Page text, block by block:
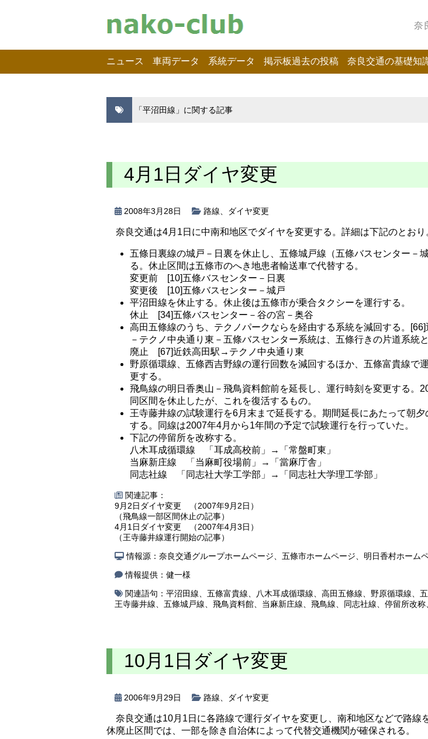
奈
ニュース 車両データ 系統データ 掲示板過去の投稿 奈良交通の基礎知
「平沼田線」に関する記事
4月1日ダイヤ変更
2008年3月28日 路線 ダイヤ変更
奈良交通は4月1日に中南和地区でダイヤを変更する。詳細は下記のとおり
五條日裏線の城戸－日裏を休止し、五條城戸線（五條バスセンター－
る。休止区間は五條市のへき地患者輸送車で代替する。
変更前 [10]五條バスセンター－日裏
変更後 [10]五條バスセンター－城戸
平沼田線を休止する。休止後は五條市が乗合タクシーを運行する。
休止 [34]五條バスセンター－谷の宮－奥谷
高田五條線のうち、テクノパークならを経由する系統を減回する。[66]
－テクノ中央通り東－五條バスセンター系統は、五條行きの片道系統と
廃止 [67]近鉄高田駅→テクノ中央通り東
野原循環線、五條西吉野線の運行回数を減回するほか、五條富貴線で
更する。
飛鳥線の明日香奥山－飛鳥資料館前を延長し、運行時刻を変更する。
同区間を休止したが、これを復活するもの。
王寺藤井線の試験運行を6月末まで延長する。期間延長にあたって朝夕
する。同線は2007年4月から1年間の予定で試験運行を行っていた。
下記の停留所を改称する。
八木耳成循環線 「耳成高校前」→「常盤町東」
当麻新庄線 「当麻町役場前」→「當麻庁舎」
同志社線 「同志社大学工学部」→「同志社大学理工学部」
関連記事：
9月2日ダイヤ変更 （2007年9月2日）
（飛鳥線一部区間休止の記事）
4月1日ダイヤ変更 （2007年4月3日）
（王寺藤井線運行開始の記事）
情報源：奈良交通グループホームページ、五條市ホームページ、明日香村ホーム
情報提供：健一様
関連語句： 平沼田線 五條富貴線 八木耳成循環線 高田五條線 野原循環線
王寺藤井線
五條城戸線 飛鳥資料館 当麻新庄線 飛鳥線 同志社線 停留所改称
10月1日ダイヤ変更
2006年9月29日 路線 ダイヤ変更
奈良交通は10月1日に各路線で運行ダイヤを変更し、南和地区などで路線
休廃止区間では、一部を除き自治体によって代替交通機関が確保される。